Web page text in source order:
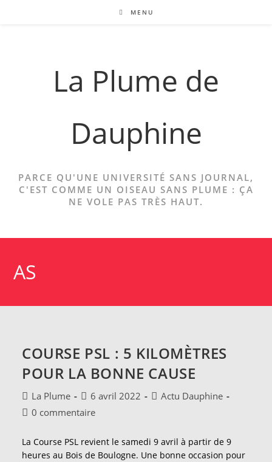
MENU
La Plume de
Dauphine
PARCE QU'UNE UNIVERSITÉ SANS JOURNAL,
C'EST COMME UN OISEAU SANS PLUME : ÇA
NE VOLE PAS TRÈS HAUT.
AS
COURSE PSL : 5 KILOMÈTRES
POUR LA BONNE CAUSE
Auteur/autrice
de
La Plume
Publication
publiée :
6 avril 2022
PostActu Dauphine
Commentaires
la
publication :
0 commentaire
La Course PSL revient le samedi 9 avril à partir de 9
heures au Bois de Boulogne. Une bonne occasion pour